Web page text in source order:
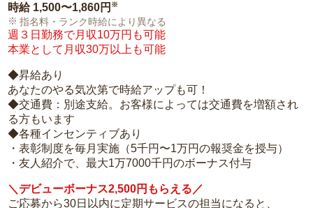
時給 1,500〜1,860円 ※
指名料・ランク時給により異なる
週３日勤務で月収10万円も可能
本業として月収30万以上も可能
◆昇給あり
あなたのやる気次第で時給アップも可！
◆交通費：別途支給。お客様によっては交通費を増額され
る方もいます
◆各種インセンティブあり
・表彰制度を毎月実施（5千円〜1万円の報奨金を授与）
・友人紹介で、最大1万7000千円のボーナス付与
＼デビューボーナス2,500円もらえる／
ご応募から30日以内に定期サービスの担当になると、